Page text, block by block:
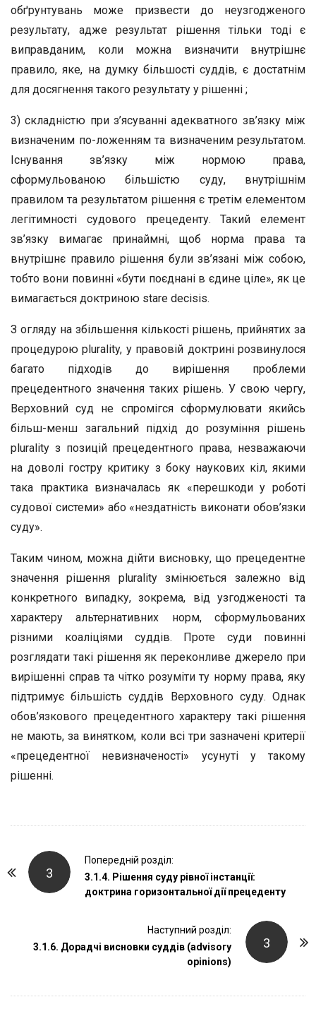
обґрунтувань може призвести до неузгодженого
результату, адже результат рішення тільки тоді є
виправданим, коли можна визначити внутрішнє
правило, яке, на думку більшості суддів, є достатнім
для досягнення такого результату у рішенні ;
3) складністю при з’ясуванні адекватного зв’язку між
визначеним по-ложенням та визначеним результатом.
Існування зв’язку між нормою права,
сформульованою більшістю суду, внутрішнім
правилом та результатом рішення є третім елементом
легітимності судового прецеденту. Такий елемент
зв’язку вимагає принаймні, щоб норма права та
внутрішнє правило рішення були зв’язані між собою,
тобто вони повинні «бути поєднані в єдине ціле», як це
вимагається доктриною stare decisis.
З огляду на збільшення кількості рішень, прийнятих за
процедурою plurality, у правовій доктрині розвинулося
багато підходів до вирішення проблеми
прецедентного значення таких рішень. У свою чергу,
Верховний суд не спромігся сформулювати якийсь
більш-менш загальний підхід до розуміння рішень
plurality з позицій прецедентного права, незважаючи
на доволі гостру критику з боку наукових кіл, якими
така практика визначалась як «перешкоди у роботі
судової системи» або «нездатність виконати обов’язки
суду».
Таким чином, можна дійти висновку, що прецедентне
значення рішення plurality змінюється залежно від
конкретного випадку, зокрема, від узгодженості та
характеру альтернативних норм, сформульованих
різними коаліціями суддів. Проте суди повинні
розглядати такі рішення як переконливе джерело при
вирішенні справ та чітко розуміти ту норму права, яку
підтримує більшість суддів Верховного суду. Однак
обов’язкового прецедентного характеру такі рішення
не мають, за винятком, коли всі три зазначені критерії
«прецедентної невизначеності» усунуті у такому
рішенні.
3
Попередній розділ:
3.1.4. Рішення суду рівної інстанції:
доктрина горизонтальної дії прецеденту
3
Наступний розділ:
3.1.6. Дорадчі висновки суддів (advisory
opinions)